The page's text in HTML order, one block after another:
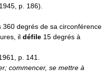
1945, p. 186).
degrés de sa circonférence
il défile 15 degrés à
p. 141.
commencer, se mettre à